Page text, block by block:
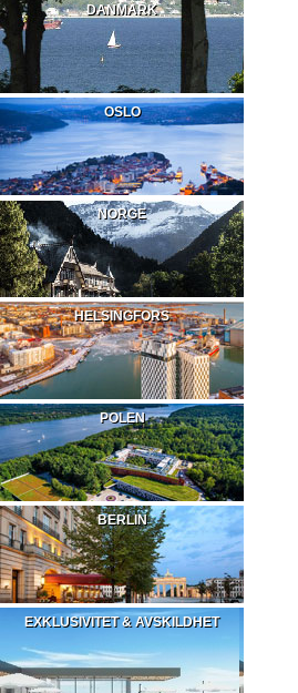
DANMARK
OSLO
NORGE
HELSINGFORS
POLEN
BERLIN
EXKLUSIVITET & AVSKILDHET